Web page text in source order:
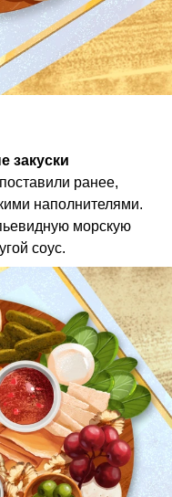
закуски
ранее,
наполнителями.
морскую
соус.